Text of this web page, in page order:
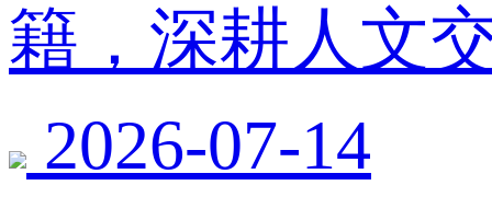
籍，深耕人文
2026-07-14